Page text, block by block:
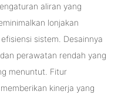
aliran yang
lonjakan
sistem. Desainnya
perawatan rendah yang
menuntut. Fitur
kinerja yang